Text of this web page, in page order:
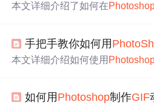
本文详细介绍了如何在
手把手教你如何用
本文详细介绍如何使用
如何用 Photoshop制作GIF